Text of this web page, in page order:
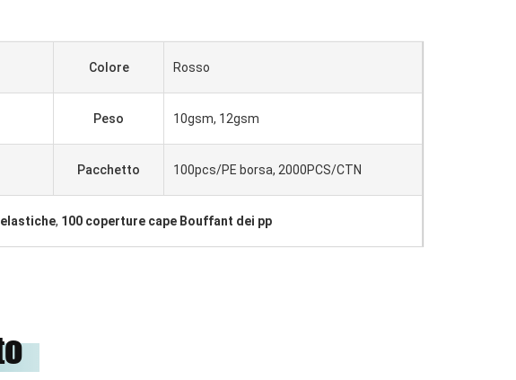
Colore Rosso
Peso 10gsm, 12gsm
Pacchetto 100pcs/PE borsa, 2000PCS/CTN
, 100 coperture cape Bouffant dei pp